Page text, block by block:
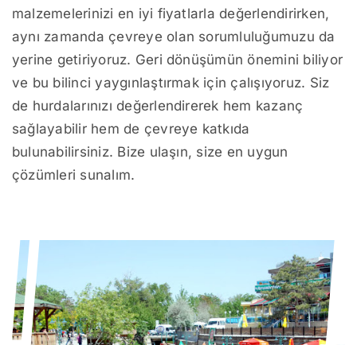
malzemelerinizi en iyi fiyatlarla değerlendirirken,
aynı zamanda çevreye olan sorumluluğumuzu da
yerine getiriyoruz. Geri dönüşümün önemini biliyor
ve bu bilinci yaygınlaştırmak için çalışıyoruz. Siz
de hurdalarınızı değerlendirerek hem kazanç
sağlayabilir hem de çevreye katkıda
bulunabilirsiniz. Bize ulaşın, size en uygun
çözümleri sunalım.